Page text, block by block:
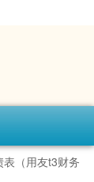
（用友t3财务